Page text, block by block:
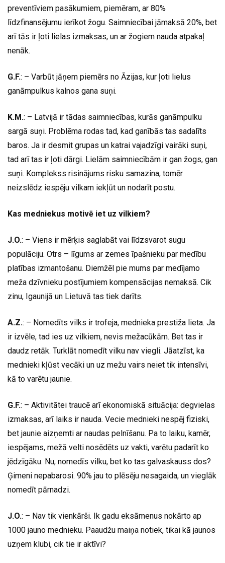
preventīviem pasākumiem, piemēram, ar 80%
līdzfinansējumu ierīkot žogu. Saimniecībai jāmaksā 20%, bet
arī tās ir ļoti lielas izmaksas, un ar žogiem nauda atpakaļ
nenāk.
G.F.: – Varbūt jāņem piemērs no Āzijas, kur ļoti lielus
ganāmpulkus kalnos gana suņi.
K.M.: – Latvijā ir tādas saimniecības, kurās ganāmpulku
sargā suņi. Problēma rodas tad, kad ganībās tas sadalīts
baros. Ja ir desmit grupas un katrai vajadzīgi vairāki suņi,
tad arī tas ir ļoti dārgi. Lielām saimniecībām ir gan žogs, gan
suņi. Komplekss risinājums risku samazina, tomēr
neizslēdz iespēju vilkam iekļūt un nodarīt postu.
Kas medniekus motivē iet uz vilkiem?
J.O.: – Viens ir mērķis saglabāt vai līdzsvarot sugu
populāciju. Otrs – līgums ar zemes īpašnieku par medību
platības izmantošanu. Diemžēl pie mums par medījamo
meža dzīvnieku postījumiem kompensācijas nemaksā. Cik
zinu, Igaunijā un Lietuvā tas tiek darīts.
A.Z.: – Nomedīts vilks ir trofeja, mednieka prestiža lieta. Ja
ir izvēle, tad ies uz vilkiem, nevis mežacūkām. Bet tas ir
daudz retāk. Turklāt nomedīt vilku nav viegli. Jāatzīst, ka
mednieki kļūst vecāki un uz mežu vairs neiet tik intensīvi,
kā to varētu jaunie.
G.F.: – Aktivitātei traucē arī ekonomiskā situācija: degvielas
izmaksas, arī laiks ir nauda. Vecie mednieki nespēj fiziski,
bet jaunie aizņemti ar naudas pelnīšanu. Pa to laiku, kamēr,
iespējams, mežā velti nosēdēts uz vakti, varētu padarīt ko
jēdzīgāku. Nu, nomedīs vilku, bet ko tas galvaskauss dos?
Ģimeni nepabarosi. 90% jau to plēsēju nesagaida, un vieglāk
nomedīt pārnadzi.
J.O.: – Nav tik vienkārši. Ik gadu eksāmenus nokārto ap
1000 jauno mednieku. Paaudžu maiņa notiek, tikai kā jaunos
uzņem klubi, cik tie ir aktīvi?